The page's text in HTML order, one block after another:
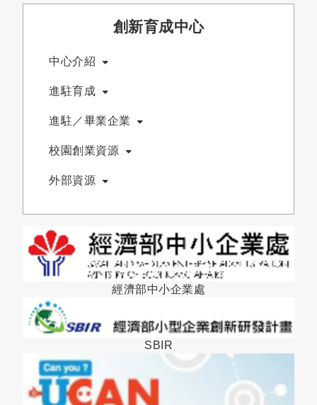
創新育成中心
中心介紹
進駐育成
進駐／畢業企業
校園創業資源
外部資源
經濟部中小企業處
SBIR